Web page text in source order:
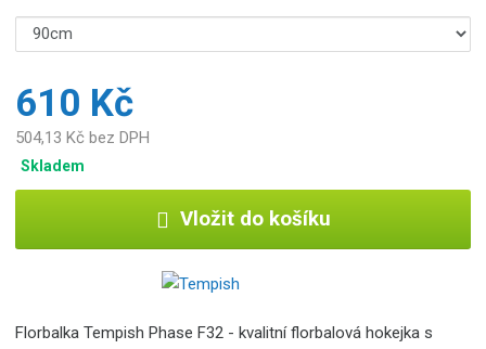
610 Kč
504,13 Kč bez DPH
Skladem
Vložit do košíku
Florbalka Tempish Phase F32 - kvalitní florbalová hokejka s